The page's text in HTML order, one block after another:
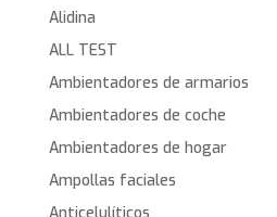
Alidina
ALL TEST
Ambientadores de armarios
Ambientadores de coche
Ambientadores de hogar
Ampollas faciales